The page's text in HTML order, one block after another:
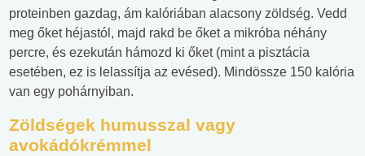
proteinben gazdag, ám kalóriában alacsony zöldség. Vedd
meg őket héjastól, majd rakd be őket a mikróba néhány
percre, és ezekután hámozd ki őket (mint a pisztácia
esetében, ez is lelassítja az evésed). Mindössze 150 kalória
van egy pohárnyiban.
Zöldségek humusszal vagy
avokádókrémmel